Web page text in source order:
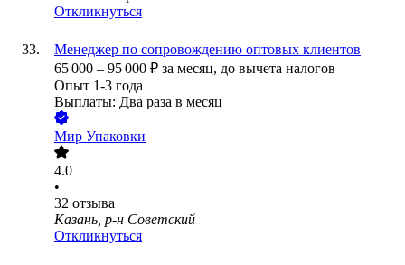
Откликнуться
Менеджер по сопровождению оптовых клиентов
65 000 – 95 000 ₽ за месяц, до вычета налогов
Опыт 1-3 года
Выплаты: Два раза в месяц
Мир Упаковки
4.0
•
32 отзыва
Казань, р-н Советский
Откликнуться